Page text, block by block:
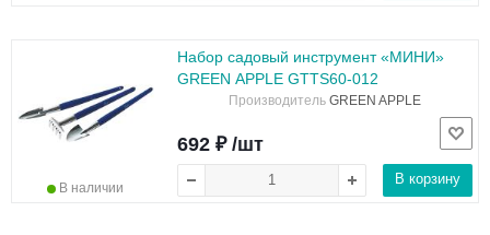
Набор садовый инструмент «МИНИ»
GREEN APPLE GTTS60-012
Производитель GREEN APPLE
В наличии
692 ₽ /шт
В корзину